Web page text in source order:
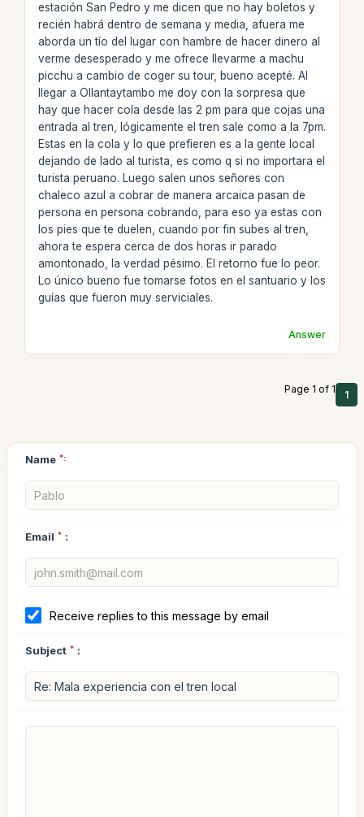
estación San Pedro y me dicen que no hay boletos y
recién habrá dentro de semana y media, afuera me
aborda un tío del lugar con hambre de hacer dinero al
verme desesperado y me ofrece llevarme a machu
picchu a cambio de coger su tour, bueno acepté. Al
llegar a Ollantaytambo me doy con la sorpresa que
hay que hacer cola desde las 2 pm para que cojas una
entrada al tren, lógicamente el tren sale como a la 7pm.
Estas en la cola y lo que prefieren es a la gente local
dejando de lado al turista, es como q si no importara el
turista peruano. Luego salen unos señores con
chaleco azul a cobrar de manera arcaica pasan de
persona en persona cobrando, para eso ya estas con
los pies que te duelen, cuando por fin subes al tren,
ahora te espera cerca de dos horas ir parado
amontonado, la verdad pésimo. El retorno fue lo peor.
Lo único bueno fue tomarse fotos en el santuario y los
guías que fueron muy serviciales.
Answer
Page 1 of 1 1
Name *:
Email * :
Receive replies to this message by email
Subject * :